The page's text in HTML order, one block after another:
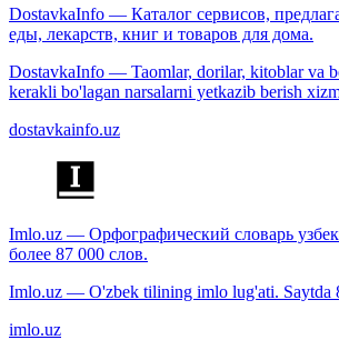
DostavkaInfo — Каталог сервисов,
еды, лекарств, книг и товаров для дома.
DostavkaInfo — Taomlar, dorilar, kitoblar va
kerakli bo'lagan narsalarni yetkazib berish
dostavkainfo.uz
Imlo.uz — Орфографический словарь
более 87 000 слов.
Imlo.uz — O'zbek tilining imlo lug'ati. Saytda
imlo.uz